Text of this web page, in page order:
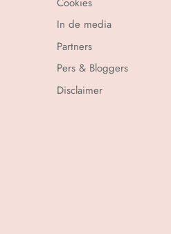
In de media
Partners
Pers & Bloggers
Disclaimer